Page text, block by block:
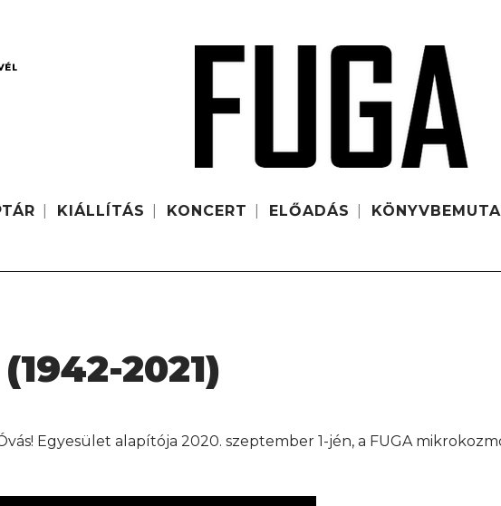
KIÁLLÍTÁS KONCERT ELŐADÁS
2021)
Egyesület alapítója 2020. szeptember 1-jén, a FUGA